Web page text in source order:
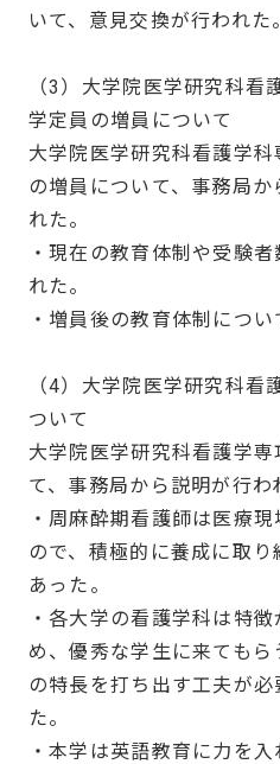
いて、意見交換が行われた
（3）大学院医学研究科看
学定員の増員について
大学院医学研究科看護学
の増員について、事務局
れた。
・現在の教育体制や受験
れた。
・増員後の教育体制につい
（4）大学院医学研究科看
ついて
大学院医学研究科看護学
て、事務局から説明が行わ
・周麻酔期看護師は医療
ので、積極的に養成に取
あった。
・各大学の看護学科は特
め、優秀な学生に来ても
の特長を打ち出す工夫が
た。
・本学は英語教育に力を